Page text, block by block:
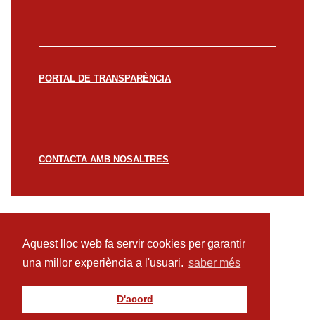
Aquest lloc web fa servir cookies per garantir
una millor experiència a l'usuari. saber més
D'acord
PORTAL DE TRANSPARÈNCIA
CONTACTA AMB NOSALTRES